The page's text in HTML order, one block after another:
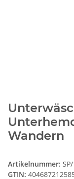
Wandern
Artikelnummer:
GTIN: